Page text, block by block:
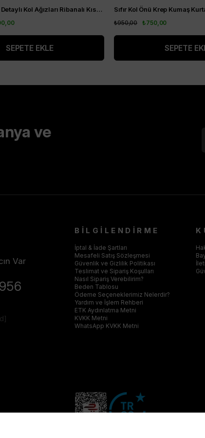
Alt Kısım Plise Detaylı Kol Ağızları Ribanalı Kısa Kol Kurtarıcı Tunik Vizon
SEPETE EKLE
₺750,00
₺950,00
SEPETE
ve
Var
BİLGİLENDİRME
İptal & İade Şartları
Mesafeli Satış Sözleşmesi
Güvenlik ve Gizlilik Politikası
Teslimat ve Sipariş Koşulları
Nasıl Sipariş Verebilirim?
Beden Tablosu
Ödeme Seçeneklerimiz Nelerdir?
Yardım ve İşlem Rehberi
ETK Aydınlatma Metni
KVKK Metni
WhatsApp KVKK Metni